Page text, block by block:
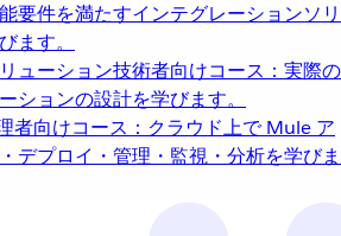
要件を満たすインテグレーションソリ
ます。
ューション技術者向けコース：実際の
ションの設計を学びます。
者向けコース：クラウド上で Mule ア
デプロイ・管理・監視・分析を学びま